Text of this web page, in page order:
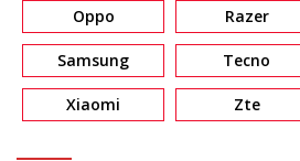
Oppo Razer
Samsung Tecno
Xiaomi Zte